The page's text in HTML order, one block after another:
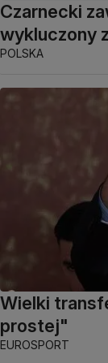
Czarnecki
wykluczony
POLSKA
Wielki
prostej"
EUROSPORT